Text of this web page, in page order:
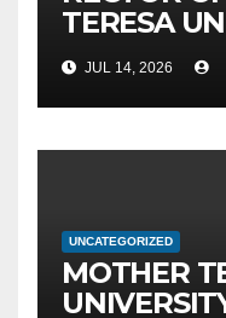
TERESA
PROF.
HOSTED
MEETING
GENERAL
JUL 14, 2026
UNCATEGORIZED
MOTHER